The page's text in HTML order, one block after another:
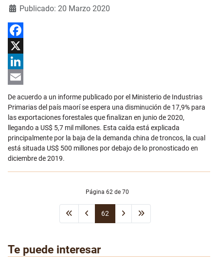
DetallesPublicado: 20 Marzo 2020
Facebook
X
LinkedIn
De acuerdo a un informe publicado por el Ministerio de Industrias
Primarias del país maorí se espera una disminución de 17,9% para
las exportaciones forestales que finalizan en junio de 2020,
llegando a US$ 5,7 mil millones. Esta caída está explicada
principalmente por la baja de la demanda china de troncos, la cual
está situada US$ 500 millones por debajo de lo pronosticado en
diciembre de 2019.
Página 62 de 70
62
Te puede interesar